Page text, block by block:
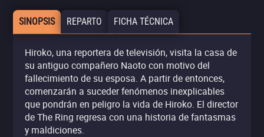
SINOPSIS REPARTO FICHA TÉCNICA
Hiroko, una reportera de televisión, visita la casa de
su antiguo compañero Naoto con motivo del
fallecimiento de su esposa. A partir de entonces,
comenzarán a suceder fenómenos inexplicables
que pondrán en peligro la vida de Hiroko. El director
de The Ring regresa con una historia de fantasmas
y maldiciones.